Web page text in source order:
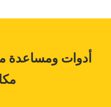
أدوات ومساعدة